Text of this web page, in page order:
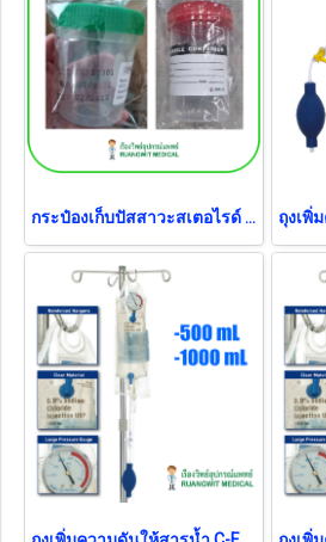
กระป๋องเก็บปัสสาวะสเตอไรด์ Urine Container Sterile (1 อัน)